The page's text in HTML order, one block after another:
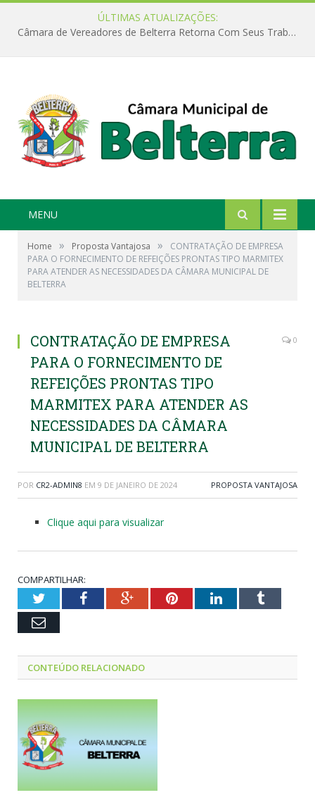
ÚLTIMAS ATUALIZAÇÕES:
Câmara de Vereadores de Belterra Retorna Com Seus Trabalhos Legislativos
MENU
Home » Proposta Vantajosa »
CONTRATAÇÃO DE EMPRESA
PARA O FORNECIMENTO DE REFEIÇÕES PRONTAS TIPO MARMITEX
PARA ATENDER AS NECESSIDADES DA CÂMARA MUNICIPAL DE
BELTERRA
CONTRATAÇÃO DE EMPRESA
PARA O FORNECIMENTO DE
REFEIÇÕES PRONTAS TIPO
MARMITEX PARA ATENDER AS
NECESSIDADES DA CÂMARA
MUNICIPAL DE BELTERRA
0
POR CR2-ADMIN8 EM 9 DE JANEIRO DE 2024 PROPOSTA VANTAJOSA
Clique aqui para visualizar
COMPARTILHAR:
TwitterFacebookGoogle+PinterestLinkedInTumblr
Email
CONTEÚDO RELACIONADO